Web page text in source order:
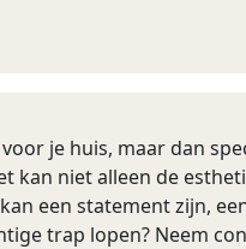
je huis, maar dan
kan niet alleen de
een statement zijn,
trap lopen? Neem